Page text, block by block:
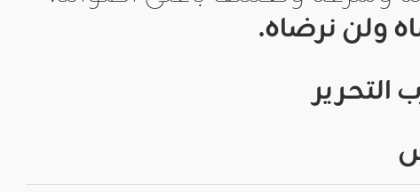
ولن نرضاه.
التحرير